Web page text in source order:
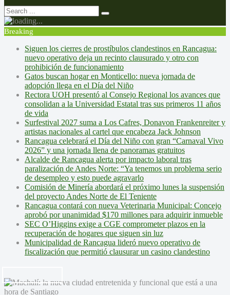
Breaking
Siguen los cierres de prostíbulos clandestinos en Rancagua:
nuevo operativo deja un recinto clausurado y otro con
prohibición de funcionamiento
Gatos buscan hogar en Monticello: nueva jornada de
adopción llega en el Día del Niño
Rectora UOH presentó al Consejo Regional los avances que
consolidan a la Universidad Estatal tras sus primeros 11 años
de vida
Surfestival 2027 suma a Los Cafres, Donavon Frankenreiter y
artistas nacionales al cartel que encabeza Jack Johnson
Rancagua celebrará el Día del Niño con gran “Carnaval Vivo
2026” y una jornada llena de panoramas gratuitos
Alcalde de Rancagua alerta por impacto laboral tras
paralización de Andes Norte: “Ya tenemos un problema serio
de desempleo y esto puede agravarlo
Comisión de Minería abordará el próximo lunes la suspensión
del proyecto Andes Norte de El Teniente
Rancagua contará con nueva Veterinaria Municipal: Concejo
aprobó por unanimidad $170 millones para adquirir inmueble
SEC O’Higgins exige a CGE comprometer plazos en la
recuperación de hogares que siguen sin luz
Municipalidad de Rancagua lideró nuevo operativo de
fiscalización que permitió clausurar un casino clandestino